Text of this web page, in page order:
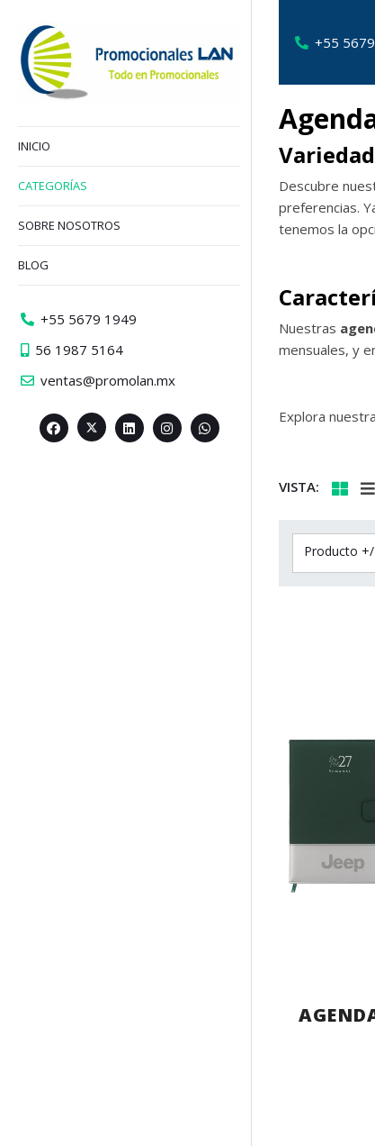
+55
Descubre
preferencias.
tenemos la
Nuestras
mensuales, y
Explora
VISTA:
Producto
INICIO
CATEGORÍAS
SOBRE NOSOTROS
BLOG
+55 5679 1949
56 1987 5164
ventas@promolan.mx